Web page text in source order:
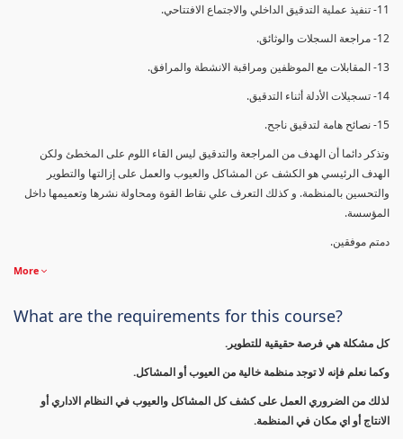
11- تنفيذ عملية التدقيق الداخلي والاجتماع الافتتاحي.
12- مراجعة السجلات والوثائق.
13- المقابلات مع الموظفين ومراقبة الانشطة والمرافق.
14- تسجيلات الأدلة أثناء التدقيق.
15- نصائح هامة لتدقيق ناجح.
وتذكر دائما أن الهدف من المراجعة والتدقيق ليس القاء اللوم على المخطئ ولكن
الهدف الرئيسي هو الكشف عن المشاكل والعيوب والعمل على إزالتها والتطوير
والتحسين بالمنظمة. و كذلك التعرف علي نقاط القوة ومحاولة نشرها وتعميمها داخل
المؤسسة.
دمتم موفقين.
More
What are the requirements for this course?
كل مشكلة هي فرصة حقيقية للتطوير.
وكما نعلم فإنه لا توجد منظمة خالية من العيوب أو المشاكل.
لذلك من الضروري العمل على كشف كل المشاكل والعيوب في النظام الاداري أو
الانتاج أو اي مكان في المنظمة.